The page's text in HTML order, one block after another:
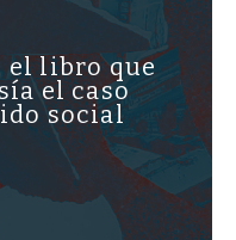
el libro que
el caso
social